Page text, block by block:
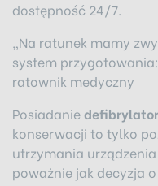
dostępność 24/7.
„Na ratunek mamy
system
ratownik medyczny
Posiadanie
konserwacji to tylko
utrzymania
poważnie jak decyzja